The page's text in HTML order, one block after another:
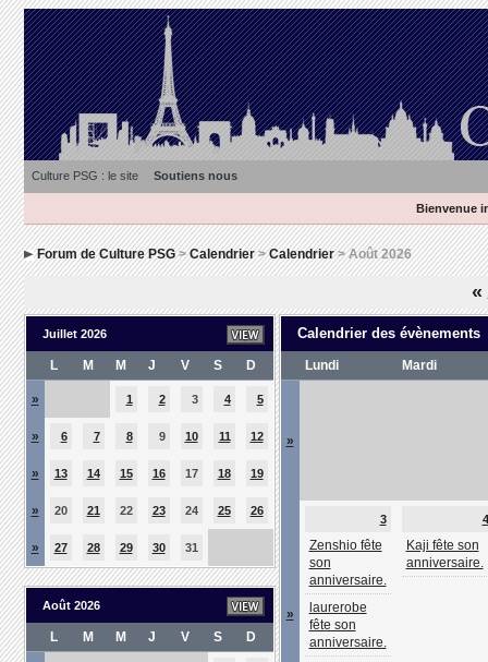
Culture PSG : le site Soutiens nous
Bienvenue
Forum de Culture PSG>Calendrier>Calendrier> Août 2026
«
Juillet 2026
L M M J V S D
» 1 2 3 4 5
» 6 7 8 9 10 11 12
» 13 14 15 16 17 18 19
» 20 21 22 23 24 25 26
» 27 28 29 30 31
Août 2026
L M M J V S D
Calendrier des évènements
Lundi Mardi
»
»
3
Zenshio fête
son
anniversaire.
laurerobe
fête son
anniversaire.
4
Kaji fête son
anniversaire.